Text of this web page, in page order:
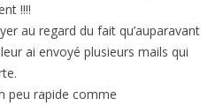
!!!!
au regard du fait qu’auparavant
ai envoyé plusieurs mails qui
peu rapide comme